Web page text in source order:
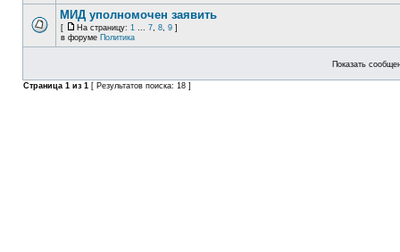
МИД уполномочен заявить
[ На страницу: 1 ... 7, 8, 9 ]
в форуме Политика
Показать
Страница 1 из 1 [ Результатов поиска: 18 ]